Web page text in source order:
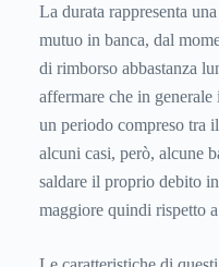
La durata rappresenta
mutuo in banca, dal
di rimborso abbastanza
affermare che in
un periodo compreso tra il
alcuni casi, però, alcune
saldare il proprio debito
maggiore quindi rispetto